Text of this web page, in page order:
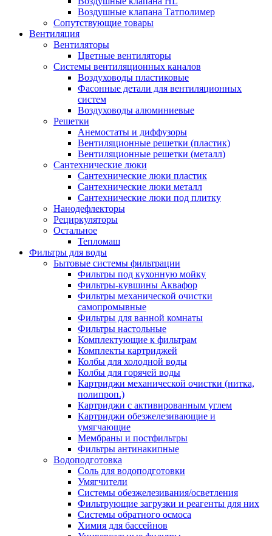
Воздушные клапана Татполимер
Сопутствующие товары
Вентиляция
Вентиляторы
Цветные вентиляторы
Системы вентиляционных каналов
Воздуховоды пластиковые
Фасонные детали для вентиляционных
систем
Воздуховоды алюминиевые
Решетки
Анемостаты и диффузоры
Вентиляционные решетки (пластик)
Вентиляционные решетки (металл)
Сантехнические люки
Сантехнические люки пластик
Сантехнические люки металл
Сантехнические люки под плитку
Нанодефлекторы
Рециркуляторы
Остальное
Тепломаш
Фильтры для воды
Бытовые системы фильтрации
Фильтры под кухонную мойку
Фильтры-кувшины Аквафор
Фильтры механической очистки
самопромывные
Фильтры для ванной комнаты
Фильтры настольные
Комплектующие к фильтрам
Комплекты картриджей
Колбы для холодной воды
Колбы для горячей воды
Картриджи механической очистки (нитка,
полипроп.)
Картриджи с активированным углем
Картриджи обезжелезивающие и
умягчающие
Мембраны и постфильтры
Фильтры антинакипные
Водоподготовка
Соль для водоподготовки
Умягчители
Системы обезжелезивания/осветления
Фильтрующие загрузки и реагенты для них
Системы обратного осмоса
Химия для бассейнов